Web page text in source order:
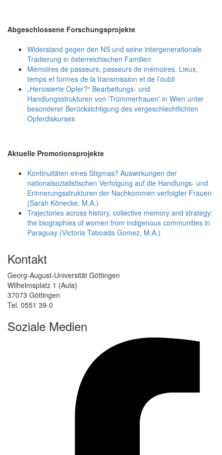
Abgeschlossene Forschungsprojekte
Widerstand gegen den NS und seine intergenerationale
Tradierung in österreichischen Familien
Mémoires de passeurs, passeurs de mémoires. Lieux,
temps et formes de la transmission et de l’oubli
„Heroisierte Opfer?“ Bearbeitungs- und
Handlungsstrukturen von 'Trümmerfrauen' in Wien unter
besonderer Berücksichtigung des vergeschlechtlichten
Opferdiskurses
Aktuelle Promotionsprojekte
Kontinuitäten eines Stigmas? Auswirkungen der
nationalsozialistischen Verfolgung auf die Handlungs- und
Erinnerungsstrukturen der Nachkommen verfolgter Frauen
(Sarah Könecke, M.A.)
Trajectories across history, collective memory and strategy:
the biographies of women from indigenous communities in
Paraguay (Victoria Taboada Gomez, M.A.)
Kontakt
Georg-August-Universität Göttingen
Wilhelmsplatz 1 (Aula)
37073 Göttingen
Tel. 0551 39-0
Soziale Medien